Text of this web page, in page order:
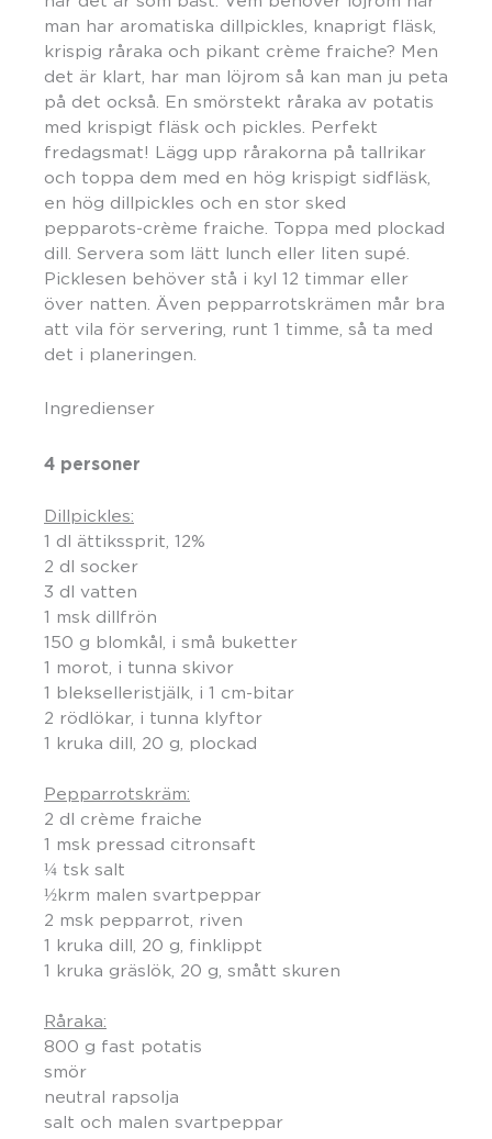
man har aromatiska dillpickles, knaprigt fläsk,
krispig råraka och pikant crème fraiche? Men
det är klart, har man löjrom så kan man ju peta
på det också. En smörstekt råraka av potatis
med krispigt fläsk och pickles. Perfekt
fredagsmat! Lägg upp rårakorna på tallrikar
och toppa dem med en hög krispigt sidfläsk,
en hög dillpickles och en stor sked
pepparots-crème fraiche. Toppa med plockad
dill. Servera som lätt lunch eller liten supé.
Picklesen behöver stå i kyl 12 timmar eller
över natten. Även pepparrotskrämen mår bra
att vila för servering, runt 1 timme, så ta med
det i planeringen.
Ingredienser
4 personer
Dillpickles:
1 dl ättikssprit, 12%
2 dl socker
3 dl vatten
1 msk dillfrön
150 g blomkål, i små buketter
1 morot, i tunna skivor
1 blekselleristjälk, i 1 cm-bitar
2 rödlökar, i tunna klyftor
1 kruka dill, 20 g, plockad
Pepparrotskräm:
2 dl crème fraiche
1 msk pressad citronsaft
¼ tsk salt
½krm malen svartpeppar
2 msk pepparrot, riven
1 kruka dill, 20 g, finklippt
1 kruka gräslök, 20 g, smått skuren
Råraka:
800 g fast potatis
smör
neutral rapsolja
salt och malen svartpeppar